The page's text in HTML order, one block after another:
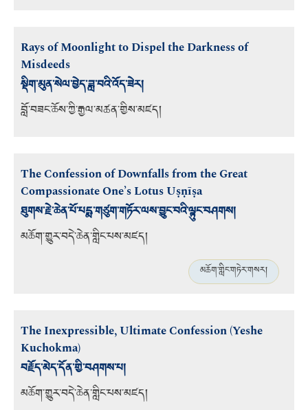
Rays of Moonlight to Dispel the Darkness of
Misdeeds
སྡིག་མུན་སེལ་བྱེད་ཟླ་བའི་འོད་ཟེར།
བློ་བཟང་ཆོས་ཀྱི་རྒྱལ་མཚན་གྱིས་མཛད།
The Confession of Downfalls from the Great
Compassionate One’s Lotus Uṣṇīṣa
ཐུགས་རྗེ་ཆེན་པོ་པདྨ་གཙུག་གཏོར་ལས་བྱུང་བའི་ལྟུང་བཤགས།
མཆོག་གྱུར་བདེ་ཆེན་གླིང་པས་མཛད།
མཆོག་གླིང་གཏེར་གསར།
The Inexpressible, Ultimate Confession (Yeshe
Kuchokma)
བརྗོད་མེད་དོན་གྱི་བཤགས་པ།
མཆོག་གྱུར་བདེ་ཆེན་གླིང་པས་མཛད།